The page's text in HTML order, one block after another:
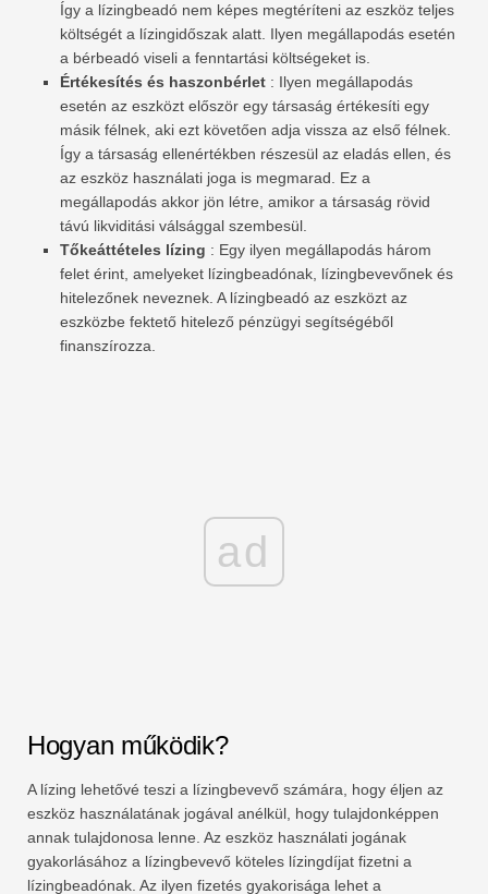
Így a lízingbeadó nem képes megtéríteni az eszköz teljes
költségét a lízingidőszak alatt. Ilyen megállapodás esetén
a bérbeadó viseli a fenntartási költségeket is.
Értékesítés és haszonbérlet : Ilyen megállapodás
esetén az eszközt először egy társaság értékesíti egy
másik félnek, aki ezt követően adja vissza az első félnek.
Így a társaság ellenértékben részesül az eladás ellen, és
az eszköz használati joga is megmarad. Ez a
megállapodás akkor jön létre, amikor a társaság rövid
távú likviditási válsággal szembesül.
Tőkeáttételes lízing : Egy ilyen megállapodás három
felet érint, amelyeket lízingbeadónak, lízingbevevőnek és
hitelezőnek neveznek. A lízingbeadó az eszközt az
eszközbe fektető hitelező pénzügyi segítségéből
finanszírozza.
ad
Hogyan működik?
A lízing lehetővé teszi a lízingbevevő számára, hogy éljen az
eszköz használatának jogával anélkül, hogy tulajdonképpen
annak tulajdonosa lenne. Az eszköz használati jogának
gyakorlásához a lízingbevevő köteles lízingdíjat fizetni a
lízingbeadónak. Az ilyen fizetés gyakorisága lehet a